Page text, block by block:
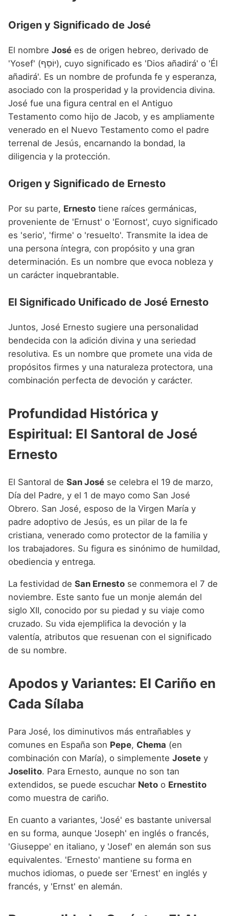
Nombres de niño que empiezan por P
Nombres de niño que empiezan por Q
Nombres de niño que empiezan por S
Nombres de niño que empiezan por T
Nombres de niño que empiezan por U
Nombres de niño que empiezan por V
Nombres de niño que empiezan por W
Nombres de niño que empiezan por X
Nombres de niño que empiezan por Y
Nombres de niño que empiezan por Z
Nombres de Niño Vascos
Nombres de Niño Rusos
Nombres de Niño Suecos
Origen y Significado de José
El nombre José es de origen hebreo, derivado de
'Yosef' (יוֹסֵף), cuyo significado es 'Dios añadirá' o 'Él
añadirá'. Es un nombre de profunda fe y esperanza,
asociado con la prosperidad y la providencia divina.
José fue una figura central en el Antiguo
Testamento como hijo de Jacob, y es ampliamente
venerado en el Nuevo Testamento como el padre
terrenal de Jesús, encarnando la bondad, la
diligencia y la protección.
Origen y Significado de Ernesto
Por su parte, Ernesto tiene raíces germánicas,
proveniente de 'Ernust' o 'Eornost', cuyo significado
es 'serio', 'firme' o 'resuelto'. Transmite la idea de
una persona íntegra, con propósito y una gran
determinación. Es un nombre que evoca nobleza y
un carácter inquebrantable.
El Significado Unificado de José Ernesto
Juntos, José Ernesto sugiere una personalidad
bendecida con la adición divina y una seriedad
resolutiva. Es un nombre que promete una vida de
propósitos firmes y una naturaleza protectora, una
combinación perfecta de devoción y carácter.
Profundidad Histórica y
Espiritual: El Santoral de José
Ernesto
El Santoral de San José se celebra el 19 de marzo,
Día del Padre, y el 1 de mayo como San José
Obrero. San José, esposo de la Virgen María y
padre adoptivo de Jesús, es un pilar de la fe
cristiana, venerado como protector de la familia y
los trabajadores. Su figura es sinónimo de humildad,
obediencia y entrega.
La festividad de San Ernesto se conmemora el 7 de
noviembre. Este santo fue un monje alemán del
siglo XII, conocido por su piedad y su viaje como
cruzado. Su vida ejemplifica la devoción y la
valentía, atributos que resuenan con el significado
de su nombre.
Apodos y Variantes: El Cariño en
Cada Sílaba
Para José, los diminutivos más entrañables y
comunes en España son Pepe, Chema (en
combinación con María), o simplemente Josete y
Joselito. Para Ernesto, aunque no son tan
extendidos, se puede escuchar Neto o Ernestito
como muestra de cariño.
En cuanto a variantes, 'José' es bastante universal
en su forma, aunque 'Joseph' en inglés o francés,
'Giuseppe' en italiano, y 'Josef' en alemán son sus
equivalentes. 'Ernesto' mantiene su forma en
muchos idiomas, o puede ser 'Ernest' en inglés y
francés, y 'Ernst' en alemán.